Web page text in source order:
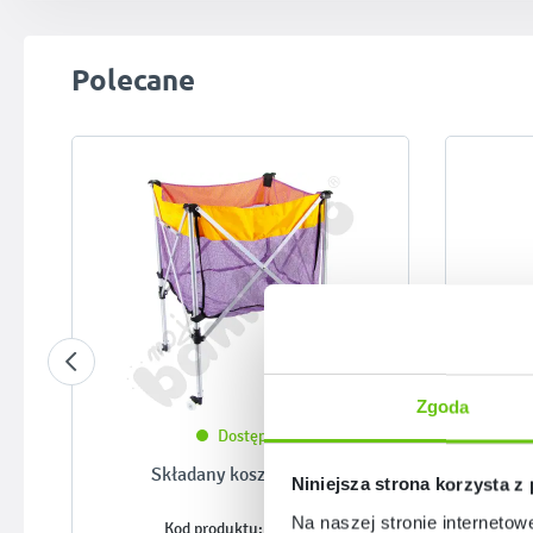
Zgoda
Niniejsza strona korzysta z
Na naszej stronie
Pomiń galerię produktów
Polecane
Dostępny
Składany kosz na piłki
Kod produktu: 550020